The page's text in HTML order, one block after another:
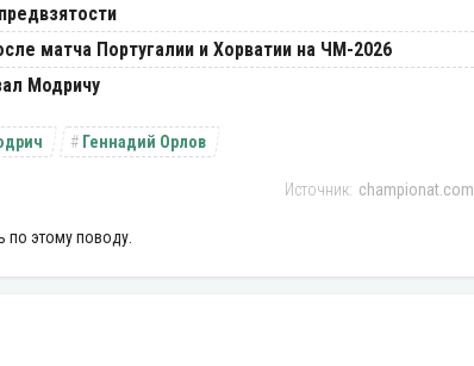
матча Португалии и Хорватии на ЧМ-2026
Модричу
Геннадий Орлов
championat.com
по этому поводу.